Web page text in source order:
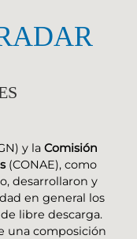
y la Comisión
(CONAE), como
desarrollaron y
en general los
de libre descarga.
una composición